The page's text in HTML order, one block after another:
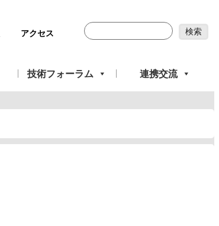
アクセス
技術フォーラム 連携交流